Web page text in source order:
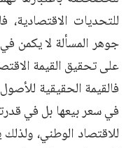
للتحديات الاقتصادية،
جوهر المسألة لا يكمن
على تحقيق القيمة
فالقيمة الحقيقية
في سعر بيعها بل في
للاقتصاد الوطني،